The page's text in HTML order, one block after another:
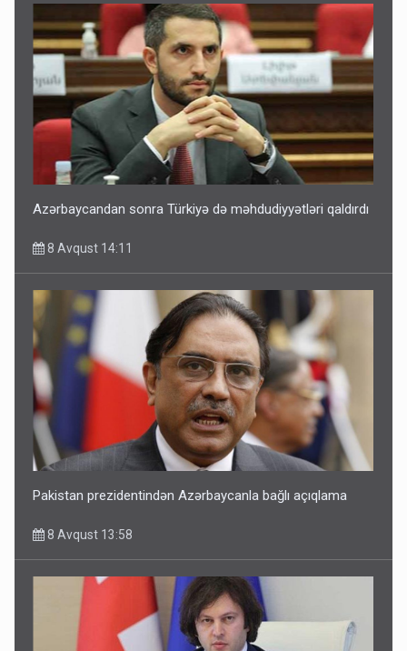
Azərbaycandan sonra Türkiyə də məhdudiyyətləri qaldırdı
8 Avqust 14:11
Pakistan prezidentindən Azərbaycanla bağlı açıqlama
8 Avqust 13:58